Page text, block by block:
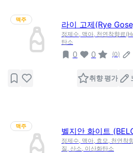
맥주
라이 고제(Rye
정제수, 맥아, 천연착향료
탄소
0 0 (0)
취향 평가
맥주
벨지안 화이트
정제수, 맥아, 효모, 천연착
질, 산소, 이산화탄소